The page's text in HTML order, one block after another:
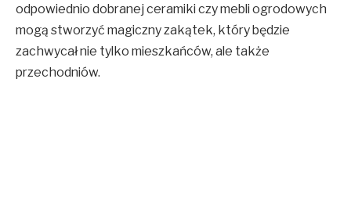
odpowiednio dobranej ceramiki czy mebli ogrodowych
mogą stworzyć magiczny zakątek, który będzie
zachwycał nie tylko mieszkańców, ale także
przechodniów.